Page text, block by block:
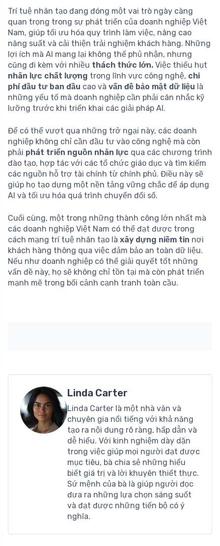
Trí tuệ nhân tạo đang đóng một vai trò ngày càng
quan trọng trong sự phát triển của doanh nghiệp Việt
Nam, giúp tối ưu hóa quy trình làm việc, nâng cao
năng suất và cải thiện trải nghiệm khách hàng. Những
lợi ích mà AI mang lại không thể phủ nhận, nhưng
cũng đi kèm với nhiều thách thức lớn. Việc thiếu hụt
nhân lực chất lượng trong lĩnh vực công nghệ, chi
phí đầu tư ban đầu cao và vấn đề bảo mật dữ liệu là
những yếu tố mà doanh nghiệp cần phải cân nhắc kỹ
lưỡng trước khi triển khai các giải pháp AI.
Để có thể vượt qua những trở ngại này, các doanh
nghiệp không chỉ cần đầu tư vào công nghệ mà còn
phải phát triển nguồn nhân lực qua các chương trình
đào tạo, hợp tác với các tổ chức giáo dục và tìm kiếm
các nguồn hỗ trợ tài chính từ chính phủ. Điều này sẽ
giúp họ tạo dựng một nền tảng vững chắc để áp dụng
AI và tối ưu hóa quá trình chuyển đổi số.
Cuối cùng, một trong những thành công lớn nhất mà
các doanh nghiệp Việt Nam có thể đạt được trong
cách mạng trí tuệ nhân tạo là xây dựng niềm tin nơi
khách hàng thông qua việc đảm bảo an toàn dữ liệu.
Nếu như doanh nghiệp có thể giải quyết tốt những
vấn đề này, họ sẽ không chỉ tồn tại mà còn phát triển
mạnh mẽ trong bối cảnh cạnh tranh toàn cầu.
Linda Carter
Linda Carter là một nhà văn và
chuyên gia nổi tiếng với khả năng
tạo ra nội dung rõ ràng, hấp dẫn và
dễ hiểu. Với kinh nghiệm dày dặn
trong việc giúp mọi người đạt được
mục tiêu, bà chia sẻ những hiểu
biết giá trị và lời khuyên thiết thực.
Sứ mệnh của bà là giúp người đọc
đưa ra những lựa chọn sáng suốt
và đạt được những tiến bộ có ý
nghĩa.